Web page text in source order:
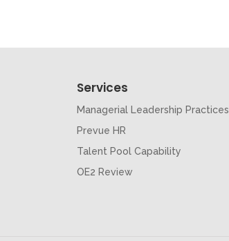
Services
Managerial Leadership Practices
Prevue HR
Talent Pool Capability
OE2 Review